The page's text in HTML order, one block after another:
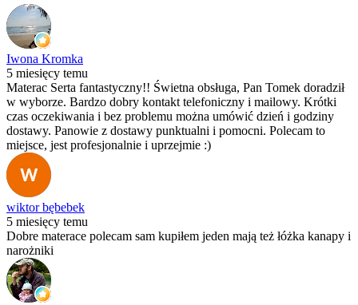
Iwona Kromka
5 miesięcy temu
Materac Serta fantastyczny!! Świetna obsługa, Pan Tomek doradził
w wyborze. Bardzo dobry kontakt telefoniczny i mailowy. Krótki
czas oczekiwania i bez problemu można umówić dzień i godziny
dostawy. Panowie z dostawy punktualni i pomocni. Polecam to
miejsce, jest profesjonalnie i uprzejmie :)
wiktor bębebek
5 miesięcy temu
Dobre materace polecam sam kupiłem jeden mają też łóżka kanapy i
narożniki